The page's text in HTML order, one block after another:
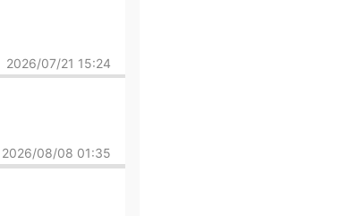
2026/07/21 15:24
2026/08/08 01:35